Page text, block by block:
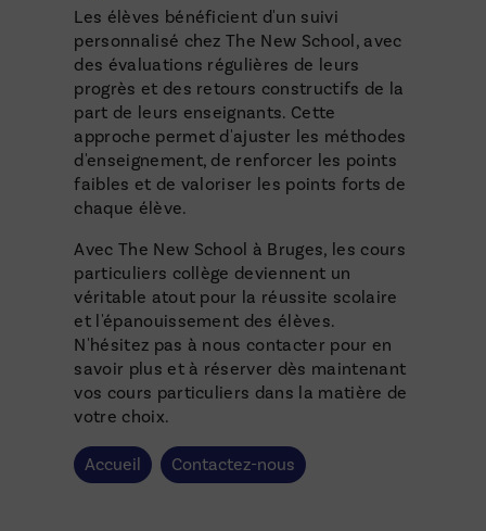
Les élèves bénéficient d'un suivi
personnalisé chez The New School, avec
des évaluations régulières de leurs
progrès et des retours constructifs de la
part de leurs enseignants. Cette
approche permet d'ajuster les méthodes
d'enseignement, de renforcer les points
faibles et de valoriser les points forts de
chaque élève.
Avec The New School à Bruges, les cours
particuliers collège deviennent un
véritable atout pour la réussite scolaire
et l'épanouissement des élèves.
N'hésitez pas à nous contacter pour en
savoir plus et à réserver dès maintenant
vos cours particuliers dans la matière de
votre choix.
Accueil Contactez-nous